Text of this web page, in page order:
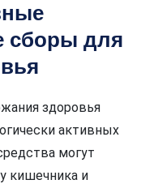
сборы для
здоровья
активных
могут
кишечника и